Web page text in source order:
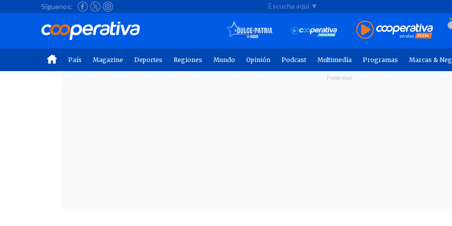
Síguenos: Escucha aquí ▼
País Magazine Deportes Regiones Mundo Opinión Podcast Multimedia Programas Marcas &